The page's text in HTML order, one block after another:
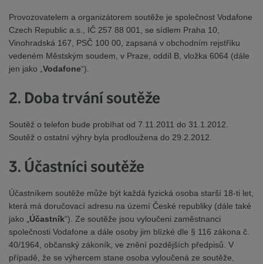
Provozovatelem a organizátorem soutěže je společnost Vodafone
Czech Republic a.s., IČ 257 88 001, se sídlem Praha 10,
Vinohradská 167, PSČ 100 00, zapsaná v obchodním rejstříku
vedeném Městským soudem, v Praze, oddíl B, vložka 6064 (dále
jen jako „ Vodafone“).
2. Doba trvání soutěže
Soutěž o telefon bude probíhat od 7.11.2011 do 31.1.2012.
Soutěž o ostatní výhry byla prodloužena do 29.2.2012.
3. Účastníci soutěže
Účastníkem soutěže může být každá fyzická osoba starší 18-ti let,
která má doručovací adresu na území České republiky (dále také
jako „ Účastník“). Ze soutěže jsou vyloučeni zaměstnanci
společnosti Vodafone a dále osoby jim blízké dle § 116 zákona č.
40/1964, občanský zákoník, ve znění pozdějších předpisů. V
případě, že se výhercem stane osoba vyloučená ze soutěže,